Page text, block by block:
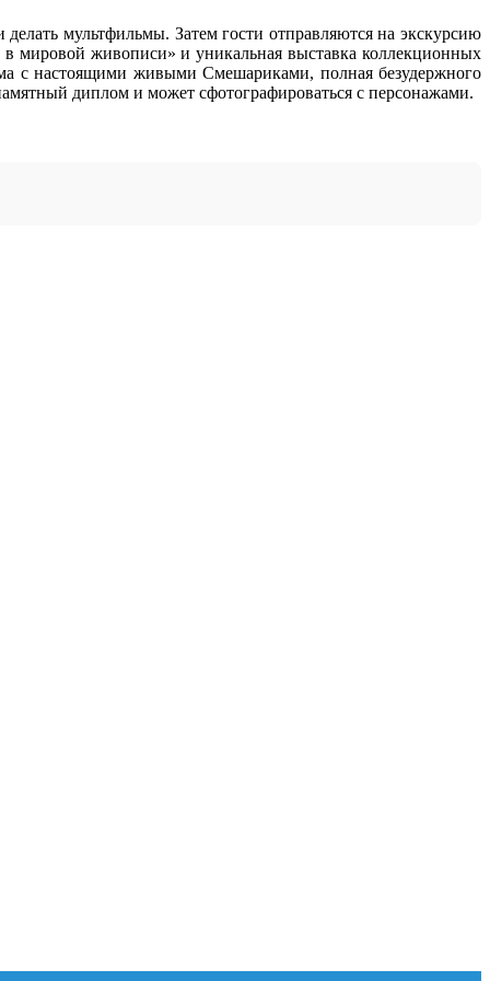
мультфильмы. Затем гости отправляются на экскурсию
мировой живописи» и уникальная выставка коллекционных
с настоящими живыми Смешариками, полная безудержного
диплом и может сфотографироваться с персонажами.